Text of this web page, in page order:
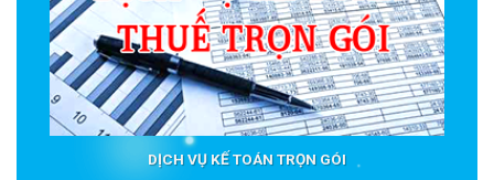
DỊCH VỤ KẾ TOÁN TRỌN GÓI